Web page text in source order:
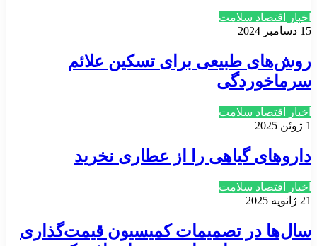
اخبار اقتصاد سلامت
15 دسامبر 2024
روش‌های طبیعی برای تسکین علائم
سرماخوردگی
اخبار اقتصاد سلامت
1 ژوئن 2025
داروهای گیاهی را از عطاری نخرید
اخبار اقتصاد سلامت
21 ژانویه 2025
سال‌ها در تصمیمات کمیسیون قیمت‌گذاری